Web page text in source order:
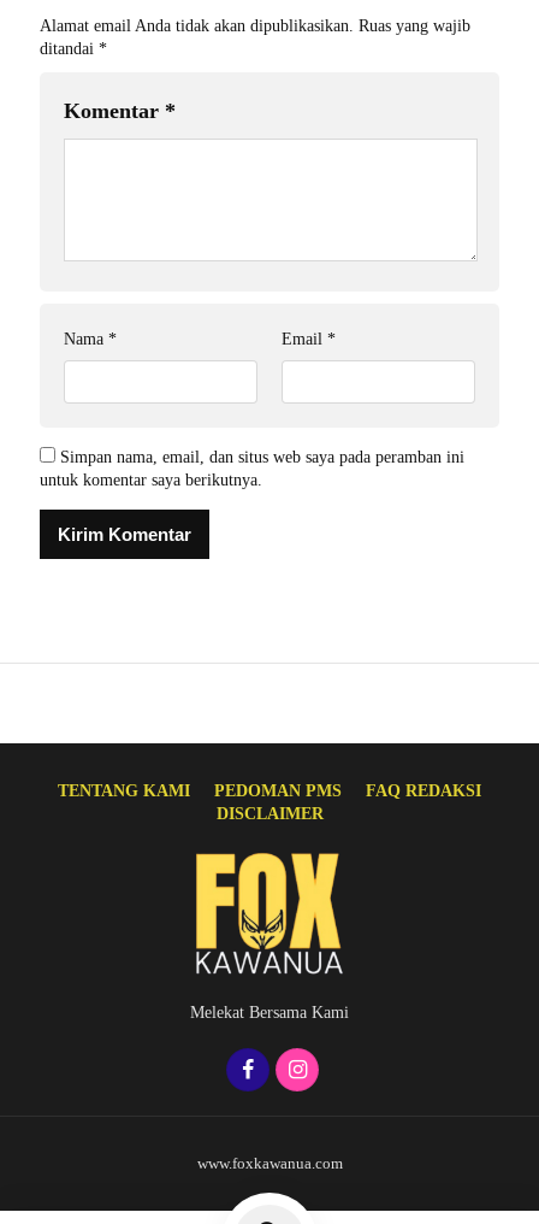
Alamat email Anda tidak akan dipublikasikan. Ruas yang wajib
ditandai *
Komentar *
Nama * Email *
Simpan nama, email, dan situs web saya pada peramban ini
untuk komentar saya berikutnya.
TENTANG KAMI PEDOMAN PMS
FAQ REDAKSI
DISCLAIMER
Melekat Bersama Kami
www.foxkawanua.com